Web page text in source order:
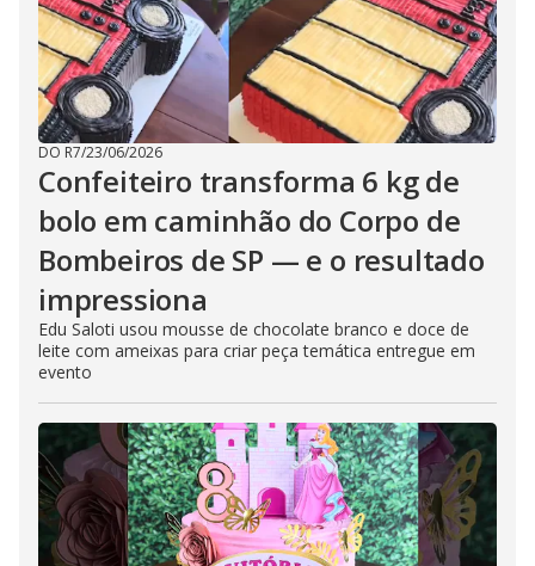
DO R7/23/06/2026
Confeiteiro transforma 6 kg de
bolo em caminhão do Corpo de
Bombeiros de SP — e o resultado
impressiona
Edu Saloti usou mousse de chocolate branco e doce de
leite com ameixas para criar peça temática entregue em
evento